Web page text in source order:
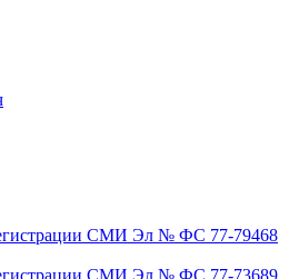
СМИ Эл № ФС 77-79468
СМИ Эл № ФС 77-73689